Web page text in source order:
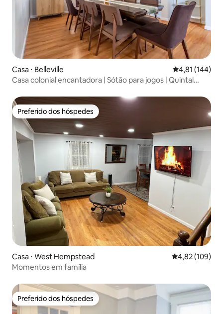
Casa ⋅ Belleville 4,81 de uma
4,81 (144)
Casa colonial encantadora | Sótão para jogos | Quintal
Preferido dos hóspedes
Preferido dos hóspedes
Casa ⋅ West Hempstead 4,82 de uma
4,82 (109)
Momentos em família
Preferido dos hóspedes
Preferido dos hóspedes